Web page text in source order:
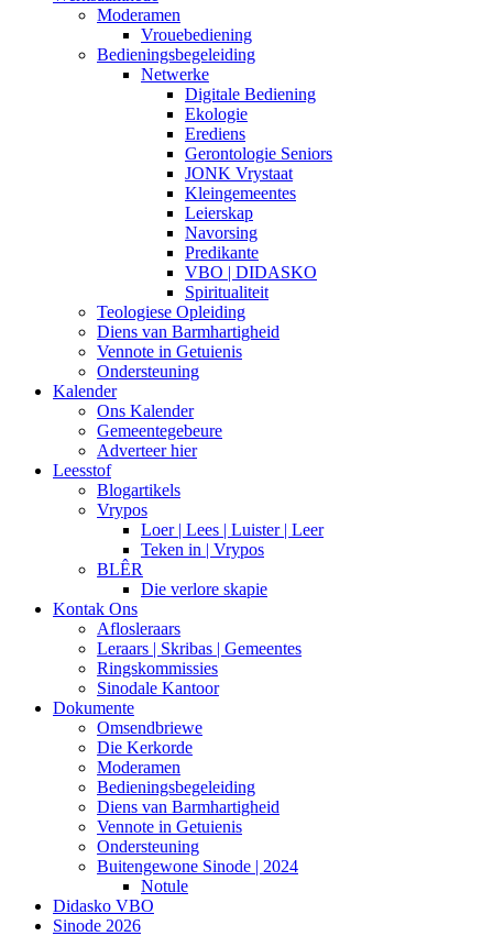
Moderamen
Vrouebediening
Bedieningsbegeleiding
Netwerke
Digitale Bediening
Ekologie
Erediens
Gerontologie Seniors
JONK Vrystaat
Kleingemeentes
Leierskap
Navorsing
Predikante
VBO | DIDASKO
Spiritualiteit
Teologiese Opleiding
Diens van Barmhartigheid
Vennote in Getuienis
Ondersteuning
Kalender
Ons Kalender
Gemeentegebeure
Adverteer hier
Leesstof
Blogartikels
Vrypos
Loer | Lees | Luister | Leer
Teken in | Vrypos
BLÊR
Die verlore skapie
Kontak Ons
Aflosleraars
Leraars | Skribas | Gemeentes
Ringskommissies
Sinodale Kantoor
Dokumente
Omsendbriewe
Die Kerkorde
Moderamen
Bedieningsbegeleiding
Diens van Barmhartigheid
Vennote in Getuienis
Ondersteuning
Buitengewone Sinode | 2024
Notule
Didasko VBO
Sinode 2026